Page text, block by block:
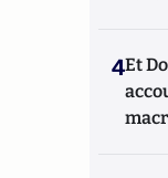
4Et